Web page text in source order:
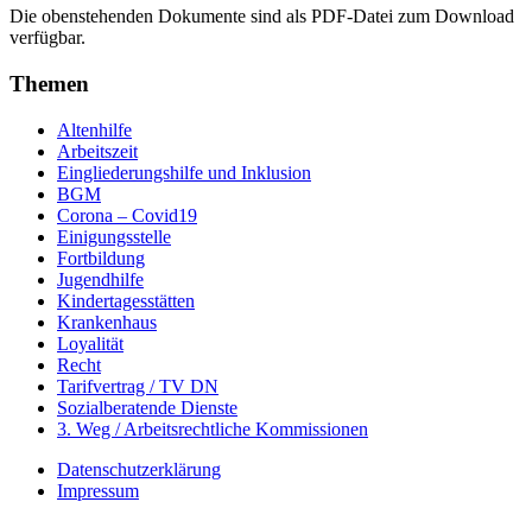
Die obenstehenden Dokumente sind als PDF-Datei zum Download
verfügbar.
Themen
Altenhilfe
Arbeitszeit
Eingliederungshilfe und Inklusion
BGM
Corona – Covid19
Einigungsstelle
Fortbildung
Jugendhilfe
Kindertagesstätten
Krankenhaus
Loyalität
Recht
Tarifvertrag / TV DN
Sozialberatende Dienste
3. Weg / Arbeitsrechtliche Kommissionen
Datenschutzerklärung
Impressum